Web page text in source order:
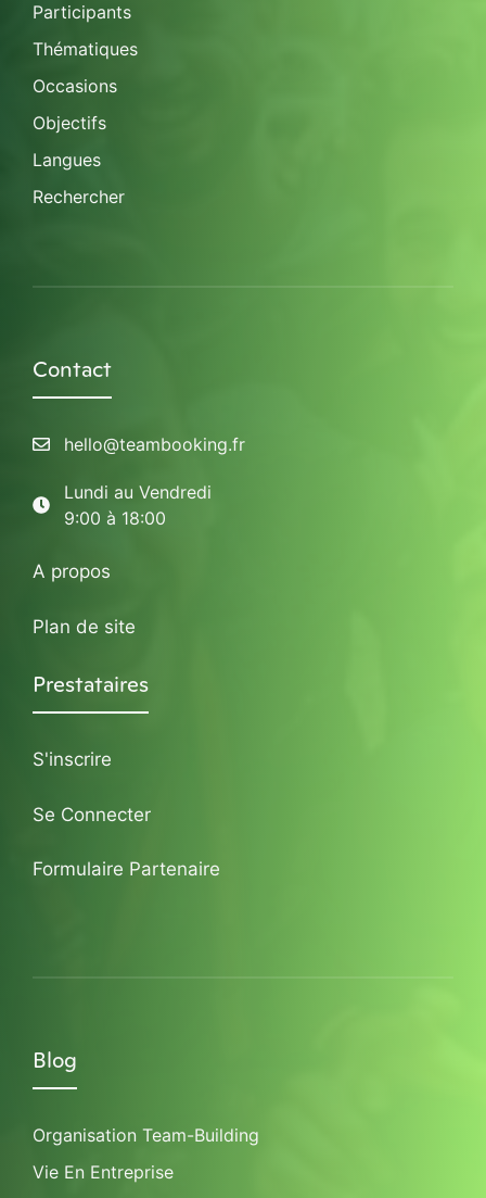
Participants
Thématiques
Occasions
Objectifs
Langues
Rechercher
Contact
hello@teambooking.fr
Lundi au Vendredi
9:00 à 18:00
A propos
Plan de site
Prestataires
S'inscrire
Se Connecter
Formulaire Partenaire
Blog
Organisation Team-Building
Vie En Entreprise